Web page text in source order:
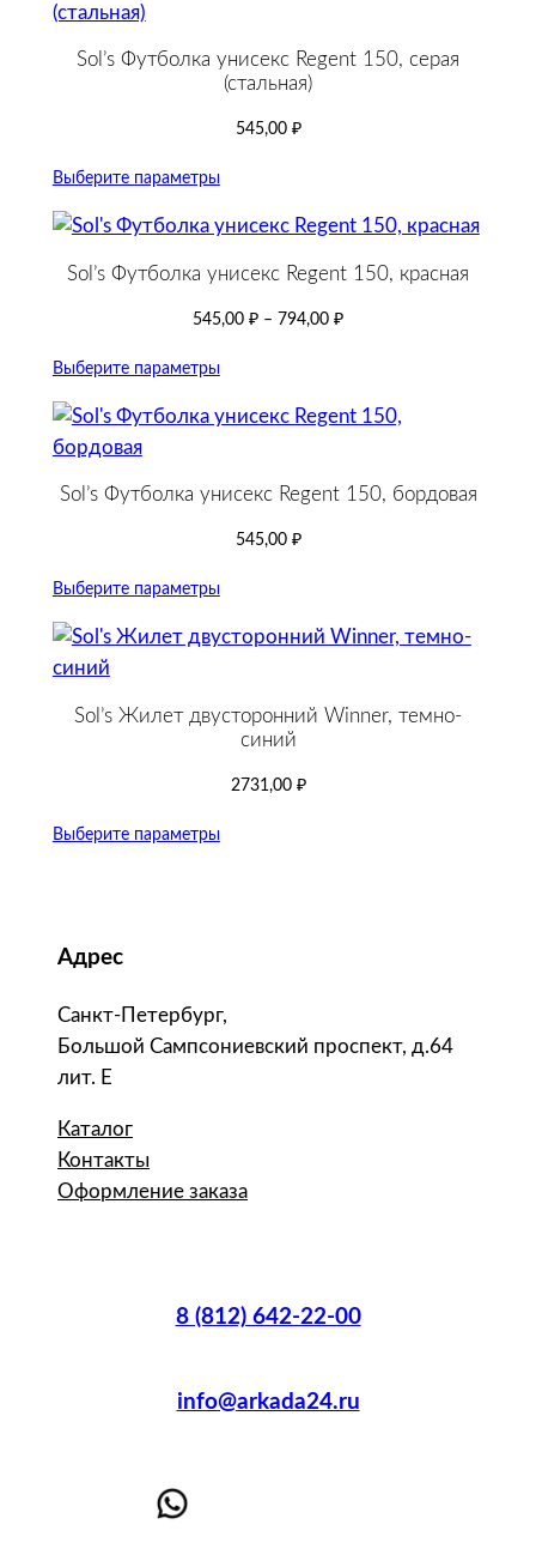
Sol’s Футболка унисекс Regent 150, серая
(стальная)
545,00 ₽
Выберите параметры
Sol’s Футболка унисекс Regent 150, красная
545,00 ₽ – 794,00 ₽
Выберите параметры
Sol’s Футболка унисекс Regent 150, бордовая
545,00 ₽
Выберите параметры
Sol’s Жилет двусторонний Winner, темно-
синий
2731,00 ₽
Выберите параметры
Адрес
Санкт-Петербург,
Большой Сампсониевский проспект, д.64
лит. Е
Каталог
Контакты
Оформление заказа
8 (812) 642-22-00
info@arkada24.ru